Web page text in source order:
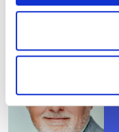
Kontakt